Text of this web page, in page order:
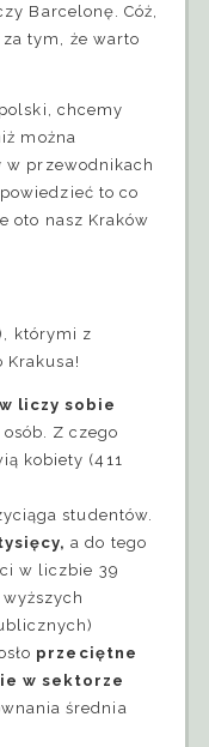
Barcelonę. Cóż,
tym, że warto
chcemy
można
w przewodnikach
to co
oto nasz Kraków
którymi z
Krakusa!
liczy sobie
Z czego
kobiety (411
studentów.
tysięcy,a do tego
w liczbie 39
przeciętne
w sektorze
średnia